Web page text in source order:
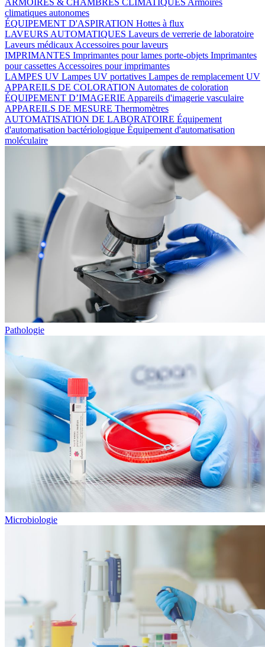
ARMOIRES & CHAMBRES CLIMATIQUES Armoires
climatiques autonomes
ÉQUIPEMENT D'ASPIRATION Hottes à flux
LAVEURS AUTOMATIQUES Laveurs de verrerie de laboratoire
Laveurs médicaux Accessoires pour laveurs
IMPRIMANTES Imprimantes pour lames porte-objets Imprimantes
pour cassettes Accessoires pour imprimantes
LAMPES UV Lampes UV portatives Lampes de remplacement UV
APPAREILS DE COLORATION Automates de coloration
ÉQUIPEMENT D’IMAGERIE Appareils d'imagerie vasculaire
APPAREILS DE MESURE Thermomètres
AUTOMATISATION DE LABORATOIRE Équipement
d'automatisation bactériologique Équipement d'automatisation
moléculaire
Pathologie
Microbiologie